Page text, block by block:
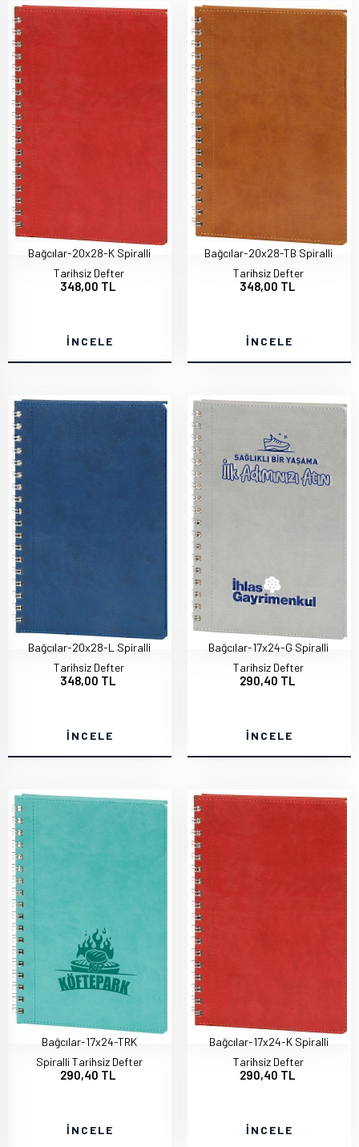
Bağcılar-20x28-K Spiralli
Tarihsiz Defter
348,00 TL
İNCELE
Bağcılar-20x28-TB Spiralli
Tarihsiz Defter
348,00 TL
İNCELE
Bağcılar-20x28-L Spiralli
Tarihsiz Defter
348,00 TL
İNCELE
Bağcılar-17x24-G Spiralli
Tarihsiz Defter
290,40 TL
İNCELE
Bağcılar-17x24-TRK
Spiralli Tarihsiz Defter
290,40 TL
İNCELE
Bağcılar-17x24-K Spiralli
Tarihsiz Defter
290,40 TL
İNCELE